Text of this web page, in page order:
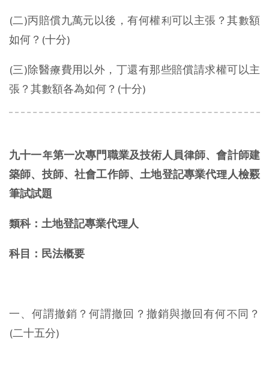
(二)丙賠償九萬元以後，有何權利可以主張？其數額
如何？(十分)
(三)除醫療費用以外，丁還有那些賠償請求權可以主
張？其數額各為如何？(十分)
九十一年第一次專門職業及技術人員律師、會計師建
築師、技師、社會工作師、土地登記專業代理人檢覈
筆試試題
類科：土地登記專業代理人
科目：民法概要
一、何謂撤銷？何謂撤回？撤銷與撤回有何不同？
(二十五分)